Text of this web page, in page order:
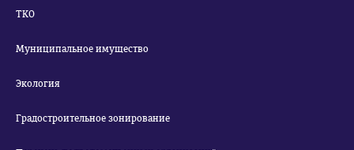
ТКО
Муниципальное имущество
Экология
Градостроительное зонирование